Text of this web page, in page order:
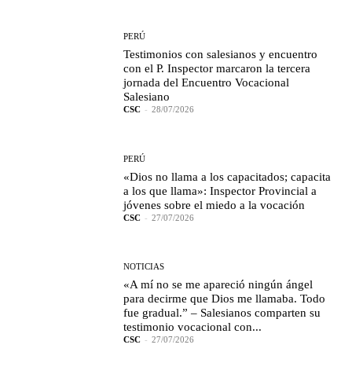
PERÚ
Testimonios con salesianos y encuentro
con el P. Inspector marcaron la tercera
jornada del Encuentro Vocacional
Salesiano
CSC - 28/07/2026
PERÚ
«Dios no llama a los capacitados; capacita
a los que llama»: Inspector Provincial a
jóvenes sobre el miedo a la vocación
CSC - 27/07/2026
NOTICIAS
«A mí no se me apareció ningún ángel
para decirme que Dios me llamaba. Todo
fue gradual.” – Salesianos comparten su
testimonio vocacional con...
CSC - 27/07/2026